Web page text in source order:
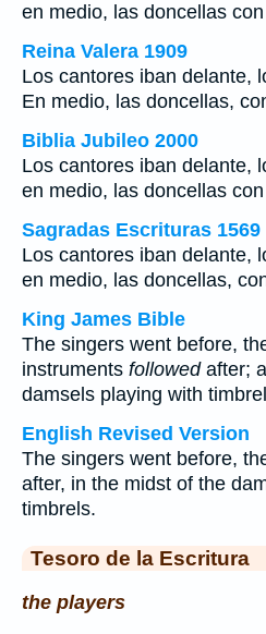
en medio, las doncellas
Reina Valera 1909
Los cantores iban delante,
En medio, las doncellas,
Biblia Jubileo 2000
Los cantores iban delante,
en medio, las doncellas
Sagradas Escrituras 1569
Los cantores iban delante,
en medio, las doncellas,
King James Bible
The singers went before,
instruments followedafter;
damsels playing with
English Revised Version
The singers went before,
after, in the midst of the
timbrels.
Tesoro de la Escritura
the players